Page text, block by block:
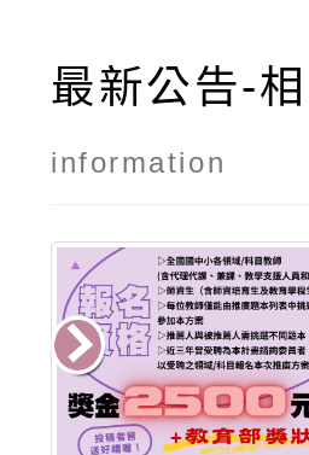
最新公告-
information